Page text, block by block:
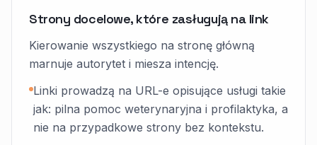
Strony docelowe, które zasługują na link
Kierowanie wszystkiego na stronę główną
marnuje autorytet i miesza intencję.
Linki prowadzą na URL-e opisujące usługi takie
jak: pilna pomoc weterynaryjna i profilaktyka, a
nie na przypadkowe strony bez kontekstu.